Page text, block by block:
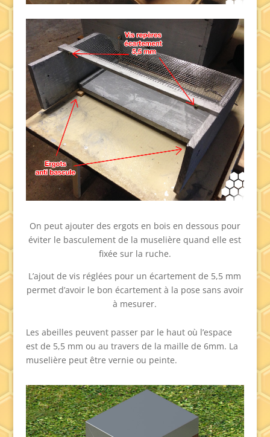
On peut ajouter des ergots en bois en dessous pour
éviter le basculement de la muselière quand elle est
fixée sur la ruche.
L’ajout de vis réglées pour un écartement de 5,5 mm
permet d’avoir le bon écartement à la pose sans avoir
à mesurer.
Les abeilles peuvent passer par le haut où l’espace
est de 5,5 mm ou au travers de la maille de 6mm. La
muselière peut être vernie ou peinte.